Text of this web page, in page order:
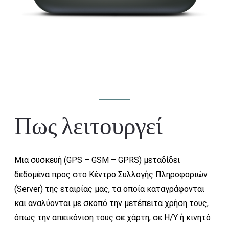
Πως λειτουργεί
Μια συσκευή (GPS – GSM – GPRS) μεταδίδει
δεδομένα προς στο Κέντρο Συλλογής Πληροφοριών
(Server) της εταιρίας μας, τα οποία καταγράφονται
και αναλύονται με σκοπό την μετέπειτα χρήση τους,
όπως την απεικόνιση τους σε χάρτη, σε Η/Υ ή κινητό